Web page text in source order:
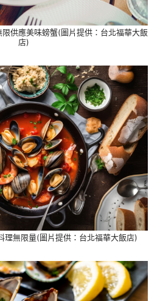
供應美味螃蟹(圖片提供：台北福華大飯
店)
理無限量(圖片提供：台北福華大飯店)